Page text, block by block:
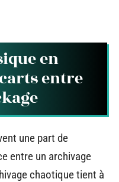
en
entre
une part de
entre un archivage
chaotique tient à